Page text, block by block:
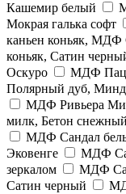
Кашемир белый
Мокрая галька софт
каньен коньяк, МДФ
коньяк, Сатин
Оскуро
МДФ
Полярный дуб,
МДФ Ривьера
милк, Бетон снежный
МДФ Сандал
Эковенге
МДФ
зеркалом
МДФ
Сатин черный